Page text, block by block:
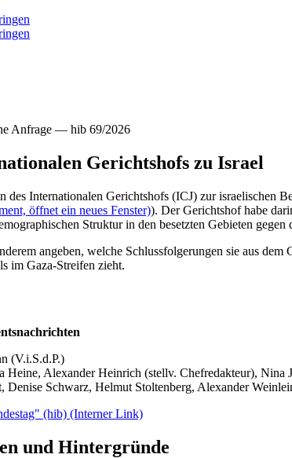
Anfrage — hib 69/2026
Gerichtshofs zu Israel
Internationalen Gerichtshofs (ICJ) zur israelischen
öffnet ein neues Fenster)). Der Gerichtshof habe
Struktur in den besetzten Gebieten
angeben, welche Schlussfolgerungen sie aus
im Gaza-Streifen zieht.
(V.i.S.d.P.)
Heine, Alexander Heinrich (stellv. Chefredakteur), Nina
Denise Schwarz, Helmut Stoltenberg, Alexander
(hib) (Interner Link)
und Hintergründe